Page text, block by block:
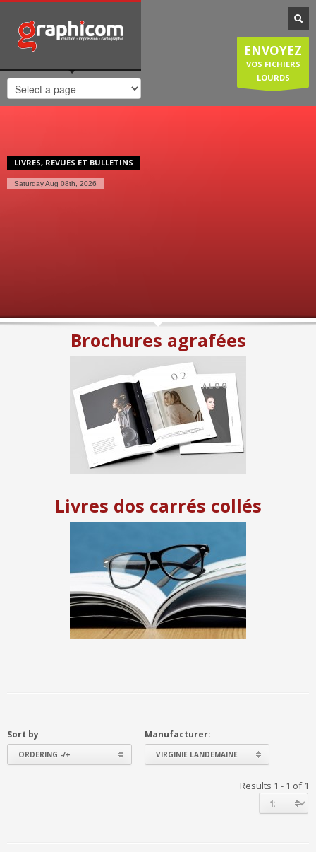
NOTRE SPÉCIALISATION
Notre entreprise familiale est spécialisée dans la cartographie, les
plans de ville, mais est également compétente en infographie, en
création graphique, en impression grâce à nos presses numériques
de haute qualité. Nous réalisons également des sites internet et
couvrons donc une large demande des entreprises et particuliers.
Vendredi: 8:30-12:30/14:00-18:00
Samedi/Dimanche: Fermé.
ENVOYEZ
VOS FICHIERS
LOURDS
LIVRES, REVUES ET BULLETINS
Saturday Aug 08th, 2026
Brochures agrafées
Livres dos carrés collés
Sort by
ORDERING -/+
Manufacturer:
VIRGINIE LANDEMAINE
Results 1 - 1 of 1